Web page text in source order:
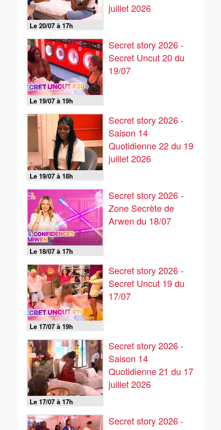
Le 20/07 à 17h
juillet 2026
Le 19/07 à 19h
Secret story 2026 -
Secret Uncut 20 du
19/07
Le 19/07 à 18h
Secret story 2026 -
Saison 14
Quotidienne 22 du 19
juillet 2026
Le 18/07 à 17h
Secret story 2026 -
Zone Secrète de
Arwen du 18/07
Le 17/07 à 19h
Secret story 2026 -
Secret Uncut 19 du
17/07
Le 17/07 à 17h
Secret story 2026 -
Saison 14
Quotidienne 21 du 17
juillet 2026
Secret story 2026 -